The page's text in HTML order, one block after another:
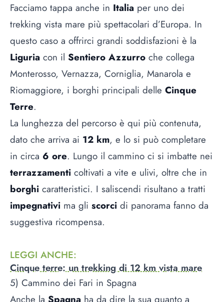
Facciamo tappa anche in Italia per uno dei
trekking vista mare più spettacolari d’Europa. In
questo caso a offrirci grandi soddisfazioni è la
Liguria con il Sentiero Azzurro che collega
Monterosso, Vernazza, Corniglia, Manarola e
Riomaggiore, i borghi principali delle Cinque
Terre.
La lunghezza del percorso è qui più contenuta,
dato che arriva ai 12 km, e lo si può completare
in circa 6 ore. Lungo il cammino ci si imbatte nei
terrazzamenti coltivati a vite e ulivi, oltre che in
borghi caratteristici. I saliscendi risultano a tratti
impegnativi ma gli scorci di panorama fanno da
suggestiva ricompensa.
LEGGI ANCHE:
Cinque terre: un trekking di 12 km vista mare
5) Cammino dei Fari in Spagna